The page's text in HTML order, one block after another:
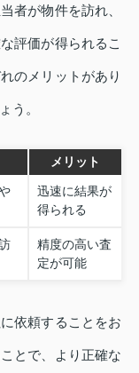
者が物件を訪れ、
評価が得られるこ
のメリットがあり
う。
メリット
迅速に結果が
得られる
精度の高い査
定が可能
依頼することをお
とで、より正確な